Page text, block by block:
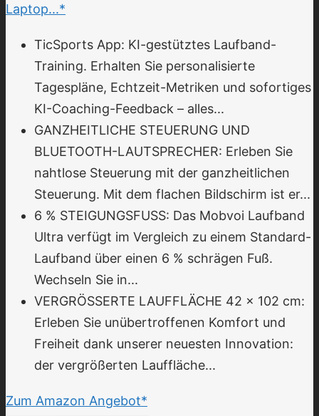
Laptop...*
TicSports App: KI-gestütztes Laufband-
Training. Erhalten Sie personalisierte
Tagespläne, Echtzeit-Metriken und sofortiges
KI-Coaching-Feedback – alles...
GANZHEITLICHE STEUERUNG UND
BLUETOOTH-LAUTSPRECHER: Erleben Sie
nahtlose Steuerung mit der ganzheitlichen
Steuerung. Mit dem flachen Bildschirm ist er...
6 % STEIGUNGSFUSS: Das Mobvoi Laufband
Ultra verfügt im Vergleich zu einem Standard-
Laufband über einen 6 % schrägen Fuß.
Wechseln Sie in...
VERGRÖSSERTE LAUFFLÄCHE 42 x 102 cm:
Erleben Sie unübertroffenen Komfort und
Freiheit dank unserer neuesten Innovation:
der vergrößerten Lauffläche...
Zum Amazon Angebot*